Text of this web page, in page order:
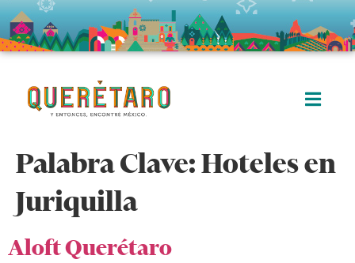
Palabra Clave:Hoteles en
Juriquilla
Aloft Querétaro